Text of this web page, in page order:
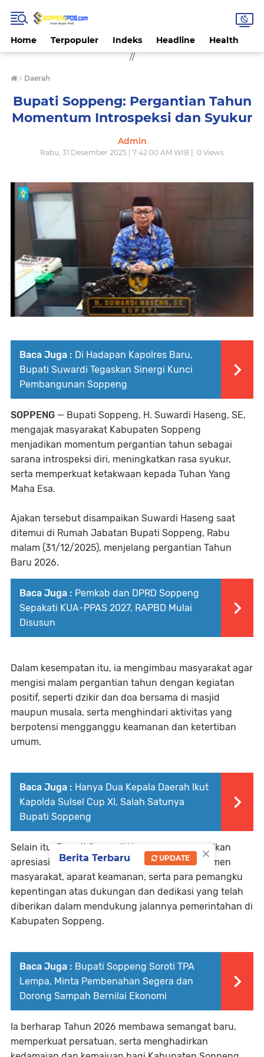
Home Terpopuler Indeks Headline Health
//
› Daerah
Bupati Soppeng: Pergantian Tahun
Momentum Introspeksi dan Syukur
Admin
Rabu, 31 Desember 2025 | 7:42:00 AM WIB | 0 Views
Baca Juga : Di Hadapan Kapolres Baru,
Bupati Suwardi Tegaskan Sinergi Kunci
Pembangunan Soppeng
SOPPENG — Bupati Soppeng, H. Suwardi Haseng, SE,
mengajak masyarakat Kabupaten Soppeng
menjadikan momentum pergantian tahun sebagai
sarana introspeksi diri, meningkatkan rasa syukur,
serta memperkuat ketakwaan kepada Tuhan Yang
Maha Esa.
Ajakan tersebut disampaikan Suwardi Haseng saat
ditemui di Rumah Jabatan Bupati Soppeng, Rabu
malam (31/12/2025), menjelang pergantian Tahun
Baru 2026.
Baca Juga : Pemkab dan DPRD Soppeng
Sepakati KUA-PPAS 2027, RAPBD Mulai
Disusun
Dalam kesempatan itu, ia mengimbau masyarakat agar
mengisi malam pergantian tahun dengan kegiatan
positif, seperti dzikir dan doa bersama di masjid
maupun musala, serta menghindari aktivitas yang
berpotensi mengganggu keamanan dan ketertiban
umum.
Baca Juga : Hanya Dua Kepala Daerah Ikut
Kapolda Sulsel Cup XI, Salah Satunya
Bupati Soppeng
Selain itu, Bupati Suwardi Haseng menyampaikan
apresiasi dan terima kasih kepada seluruh elemen
masyarakat, aparat keamanan, serta para pemangku
kepentingan atas dukungan dan dedikasi yang telah
diberikan dalam mendukung jalannya pemerintahan di
Kabupaten Soppeng.
Baca Juga : Bupati Soppeng Soroti TPA
Lempa, Minta Pembenahan Segera dan
Dorong Sampah Bernilai Ekonomi
Ia berharap Tahun 2026 membawa semangat baru,
memperkuat persatuan, serta menghadirkan
×
Berita Terbaru UPDATE